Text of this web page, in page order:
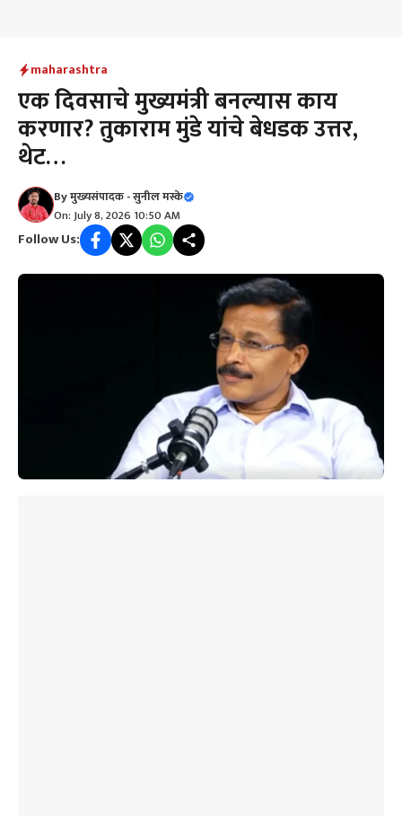
maharashtra
एक दिवसाचे मुख्यमंत्री बनल्यास काय
करणार? तुकाराम मुंडे यांचे बेधडक उत्तर,
थेट…
Byमुख्यसंपादक - सुनील मस्के
On: July 8, 2026 10:50 AM
Follow Us: